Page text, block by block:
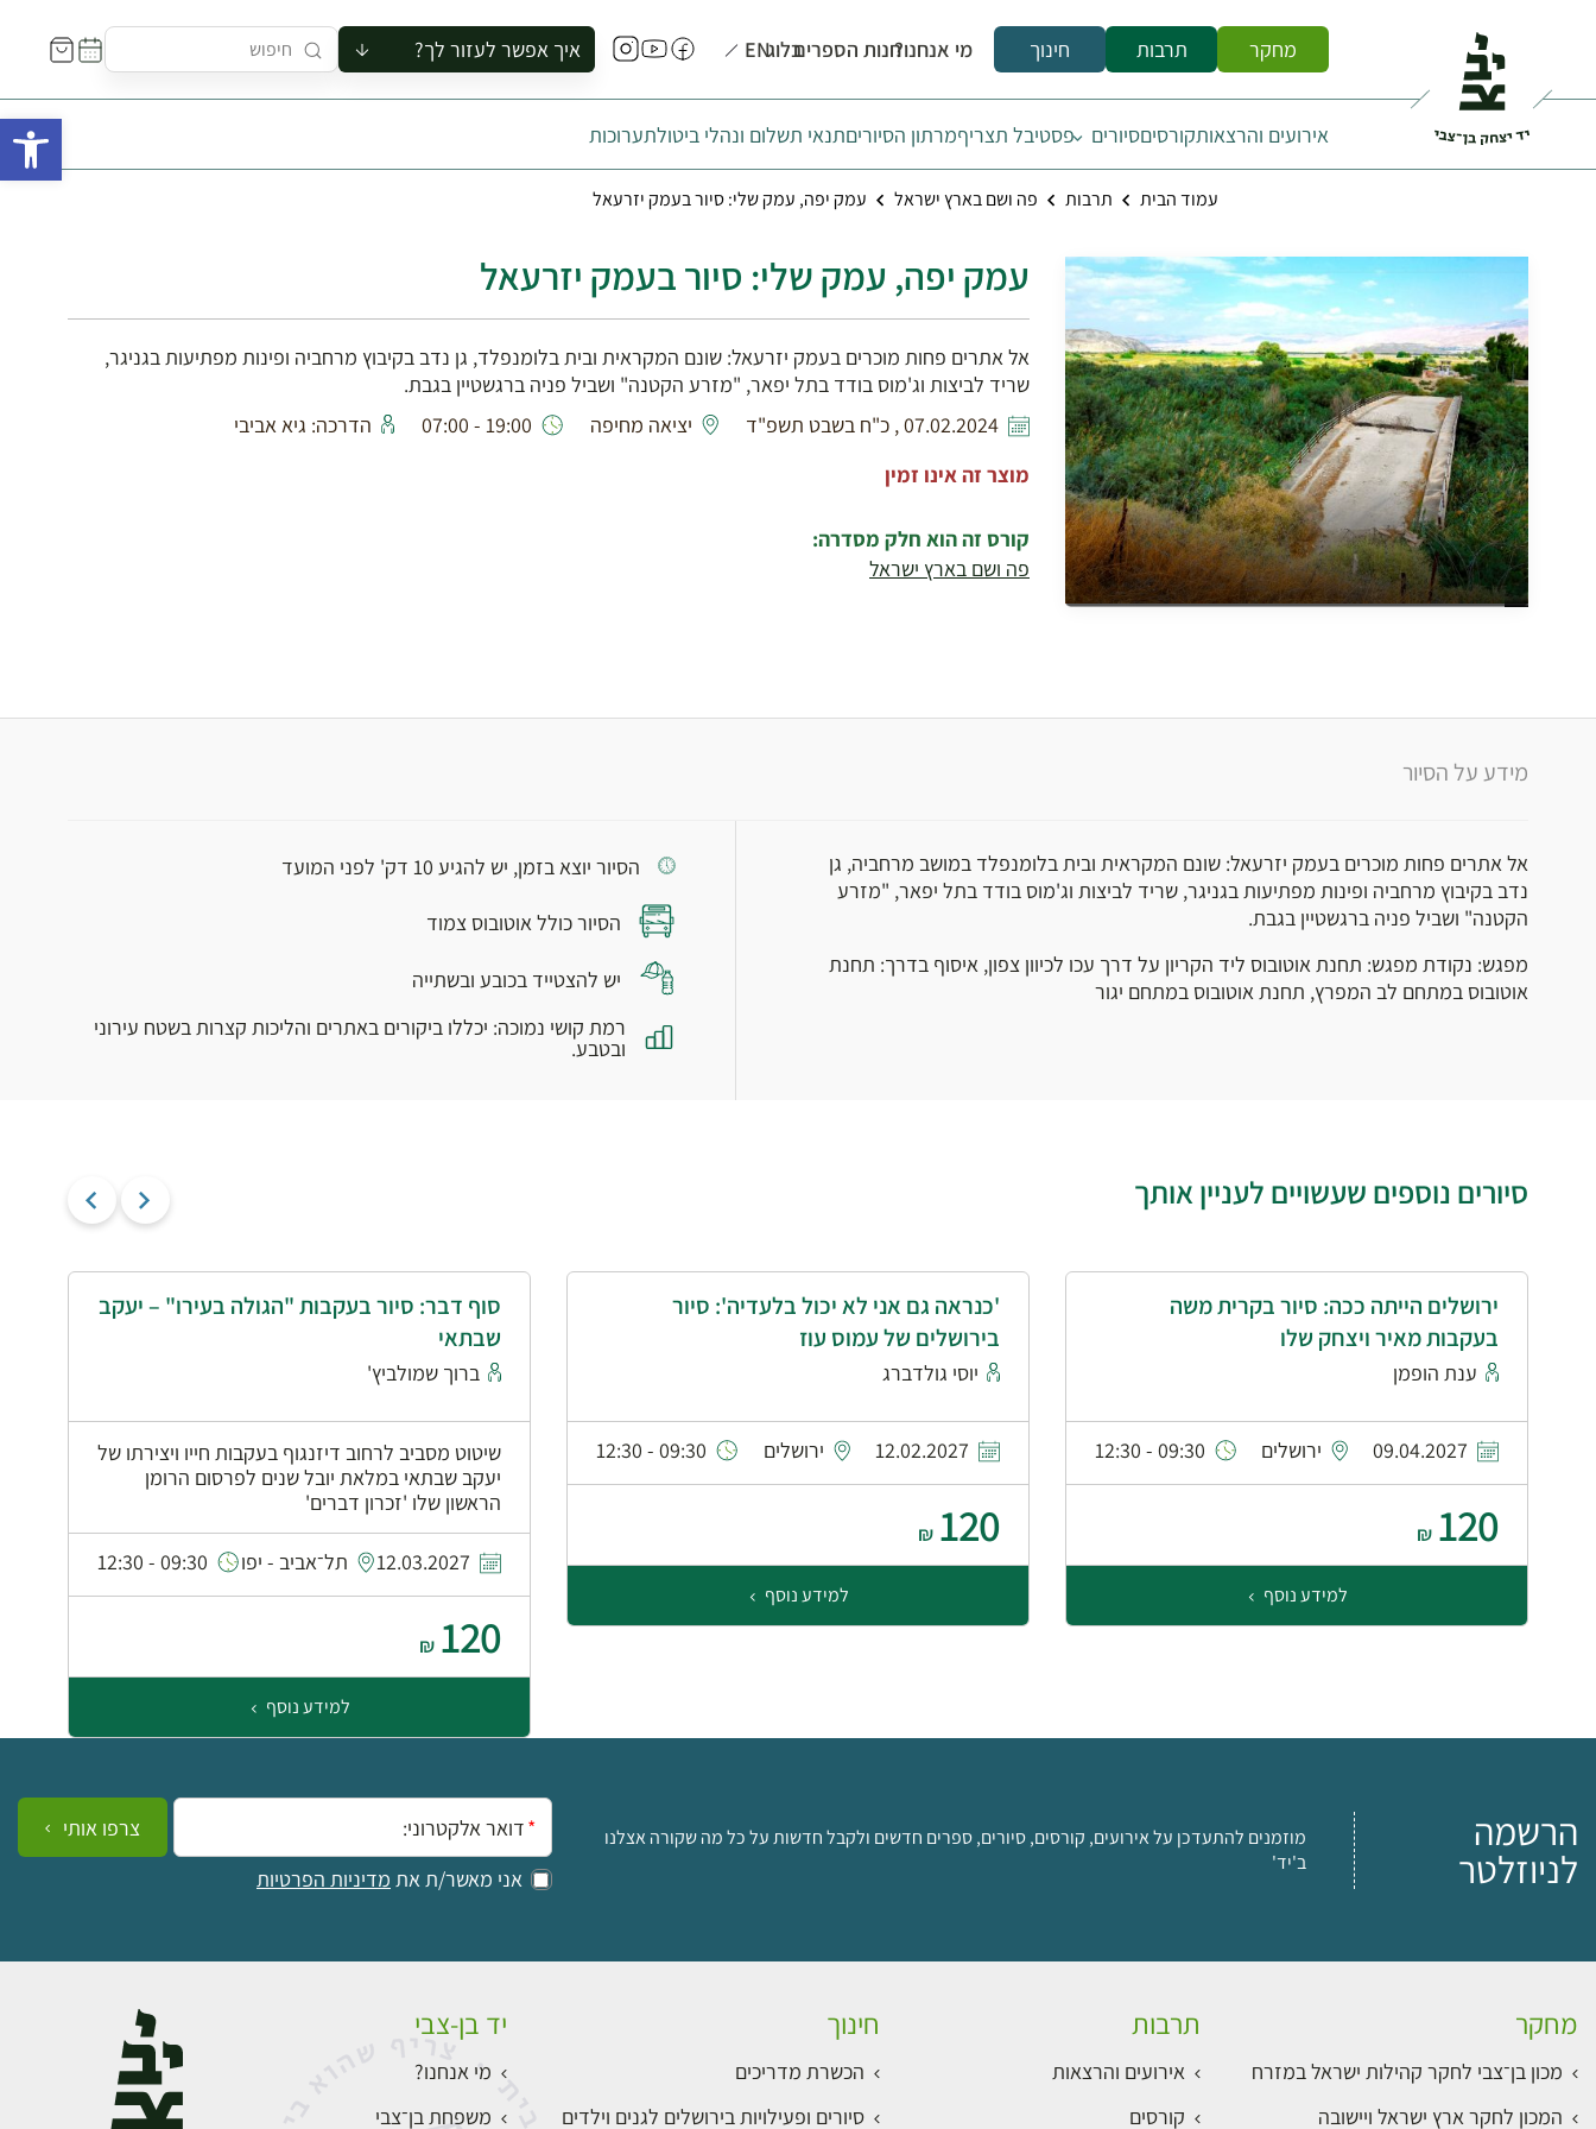
מחקר תרבות חינוך מי אנחנו?חנות הספריםבלוגEN איך אפשר לעזור לך?
להזמין סיור לקבוצה
להירשם לסיור
להירשם לקורס
לתאם ביקור בצריף
אירועים והרצאותקורסיםסיורים פסטיבל תצריףמרתון הסיוריםתנאי תשלום ונהלי ביטולתערוכות
עמוד הבית תרבות פה ושם בארץ ישראל עמק יפה, עמק שלי: סיור בעמק יזרעאל
עמק יפה, עמק שלי: סיור בעמק יזרעאל
אל אתרים פחות מוכרים בעמק יזרעאל: שונם המקראית ובית בלומנפלד, גן נדב בקיבוץ מרחביה ופינות מפתיעות בגניגר,
שריד לביצות וג'מוס בודד בתל יפאר, "מזרע הקטנה" ושביל פניה ברגשטיין בגבת.
07.02.2024 , כ"ח בשבט תשפ"ד
יציאה מחיפה 19:00 - 07:00
הדרכה: גיא אביבי
מוצר זה אינו זמין
קורס זה הוא חלק מסדרה:
פה ושם בארץ ישראל
מידע על הסיור
אל אתרים פחות מוכרים בעמק יזרעאל: שונם המקראית ובית בלומנפלד במושב מרחביה, גן
נדב בקיבוץ מרחביה ופינות מפתיעות בגניגר, שריד לביצות וג'מוס בודד בתל יפאר, "מזרע
הקטנה" ושביל פניה ברגשטיין בגבת.
מפגש: נקודת מפגש: תחנת אוטובוס ליד הקריון על דרך עכו לכיוון צפון, איסוף בדרך: תחנת
אוטובוס במתחם לב המפרץ, תחנת אוטובוס במתחם יגור
הסיור יוצא בזמן, יש להגיע 10 דק' לפני המועד
הסיור כולל אוטובוס צמוד
יש להצטייד בכובע ובשתייה
רמת קושי נמוכה: יכללו ביקורים באתרים והליכות קצרות בשטח עירוני
ובטבע.
סיורים נוספים שעשויים לעניין אותך
ירושלים הייתה ככה: סיור בקרית משה
בעקבות מאיר ויצחק שלו
ענת הופמן
09.04.2027 ירושלים 09:30 - 12:30
120
₪
למידע נוסף
'כנראה גם אני לא יכול בלעדיה': סיור
בירושלים של עמוס עוז
יוסי גולדברג
12.02.2027 ירושלים 09:30 - 12:30
120
₪
למידע נוסף
סוף דבר: סיור בעקבות "הגולה בעירו" – יעקב
שבתאי
ברוך שמולביץ'
שיטוט מסביב לרחוב דיזנגוף בעקבות חייו ויצירתו של
יעקב שבתאי במלאת יובל שנים לפרסום הרומן
הראשון שלו 'זכרון דברים'
12.03.2027 תל־אביב - יפו 09:30 - 12:30
120
₪
למידע נוסף
הרשמה
לניוזלטר
מוזמנים להתעדכן על אירועים, קורסים, סיורים, ספרים חדשים ולקבל חדשות על כל מה שקורה אצלנו
ב'יד'
אימייל:
אני מאשר/ת את מדיניות הפרטיות
צרפו אותי
מחקר
מכון בן־צבי לחקר קהילות ישראל במזרח
המכון לחקר ארץ ישראל ויישובה
תרבות
אירועים והרצאות
קורסים
חינוך
הכשרת מדריכים
סיורים ופעילויות בירושלים לגנים וילדים
יד בן-צבי
מי אנחנו?
משפחת בן־צבי